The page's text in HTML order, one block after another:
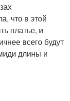
что в этой
платье, и
всего будут
длины и